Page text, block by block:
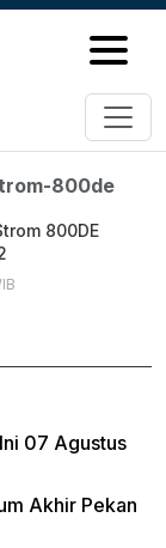
800de
800DE
07 Agustus
Akhir Pekan